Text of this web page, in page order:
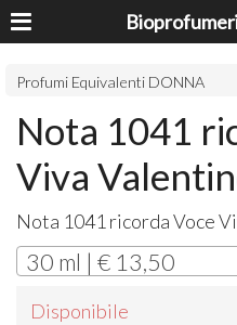
Profumi Equivalenti DONNA
Nota 1041
Viva
Nota 1041 ricorda Voce
30 ml | € 13,50
Disponibile